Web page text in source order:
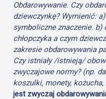
Obdarowywanie. Czy
dziewczynkę? Wymienić:
symboliczne znaczenie. b)
chłopczyka a czym
zakresie obdarowywania
Czy istniały /istnieją/
zwyczajowe normy? (np.
koszulki, monety,
jest zwyczaj